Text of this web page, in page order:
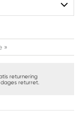
»
returnering
returret.